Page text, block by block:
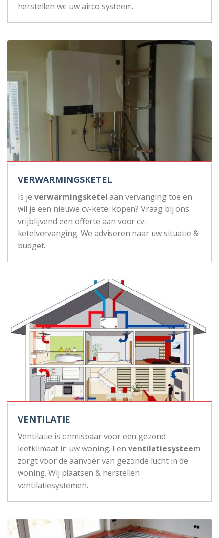
herstellen we uw airco systeem.
VERWARMINGSKETEL
Is je verwarmingsketel aan vervanging toe en
wil je een nieuwe cv-ketel kopen? Vraag bij ons
vrijblijvend een offerte aan voor cv-
ketelvervanging. We adviseren naar uw situatie &
budget.
VENTILATIE
Ventilatie is onmisbaar voor een gezond
leefklimaat in uw woning. Een ventilatiesysteem
zorgt voor de aanvoer van gezonde lucht in de
woning. Wij plaatsen & herstellen
ventilatiesystemen.